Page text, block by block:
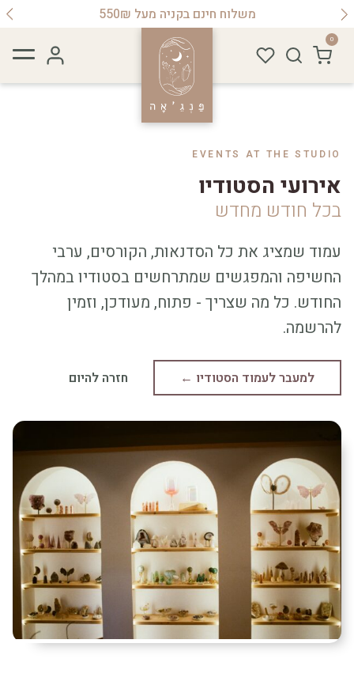
הטבת יומולדת לחברות מועדון 15%הנחה
0
EVENTS AT THE STUDIO
אירועי הסטודיו
בכל חודש מחדש
עמוד שמציג את כל הסדנאות, הקורסים, ערבי
החשיפה והמפגשים שמתרחשים בסטודיו במהלך
החודש. כל מה שצריך - פתוח, מעודכן, וזמין
להרשמה.
למעבר לעמוד הסטודיו ← חזרה להיום